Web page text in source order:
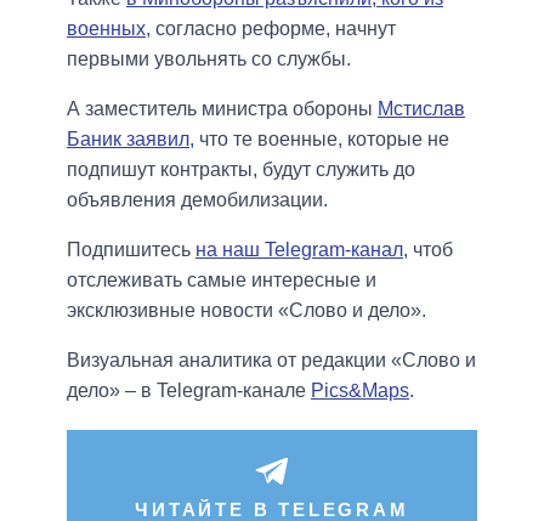
военных, согласно реформе, начнут
первыми увольнять со службы.
А заместитель министра обороны Мстислав
Баник заявил, что те военные, которые не
подпишут контракты, будут служить до
объявления демобилизации.
Подпишитесь на наш Telegram-канал, чтоб
отслеживать самые интересные и
эксклюзивные новости «Слово и дело».
Визуальная аналитика от редакции «Слово и
дело» – в Telegram-канале Pics&Maps.
ЧИТАЙТЕ В TELEGRAM